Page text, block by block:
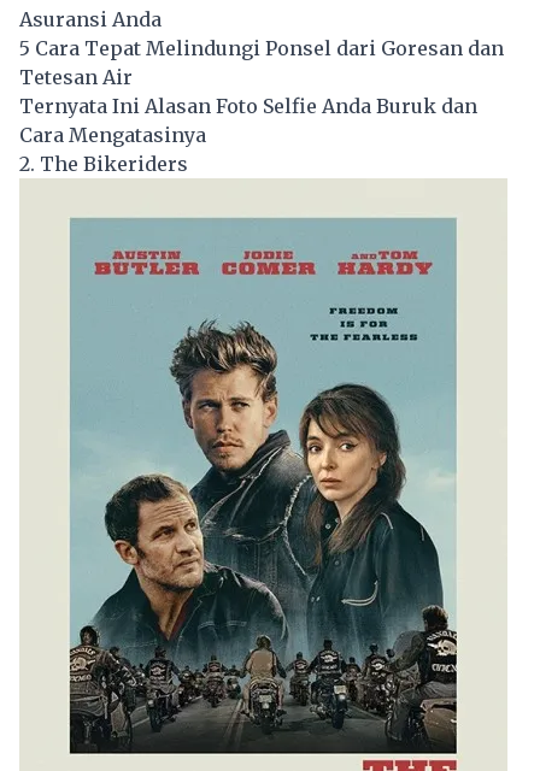
Asuransi Anda
5 Cara Tepat Melindungi Ponsel dari Goresan dan
Tetesan Air
Ternyata Ini Alasan Foto Selfie Anda Buruk dan
Cara Mengatasinya
2. The Bikeriders